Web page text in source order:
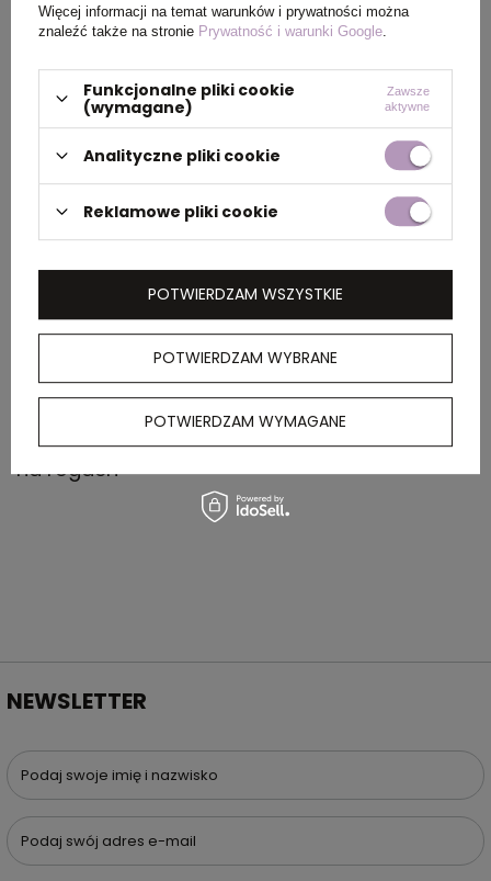
produktu
PAKOWANIE
kartonu
zewnętrznego
OPIS
Worek ze sznurkiem z bawełny, wzmocniony
na rogach
NEWSLETTER
Podaj swoje imię i nazwisko
Podaj swój adres e-mail
Więcej informacji na temat warunków i prywatności można
znaleźć także na stronie Prywatność i warunki Google
Funkcjonalne pliki cookie
(wymagane)
Zawsze
aktywne
Analityczne pliki cookie
Reklamowe pliki cookie
POTWIERDZAM WYBRANE
POTWIERDZAM WYMAGANE
POTWIERDZAM WSZYSTKIE